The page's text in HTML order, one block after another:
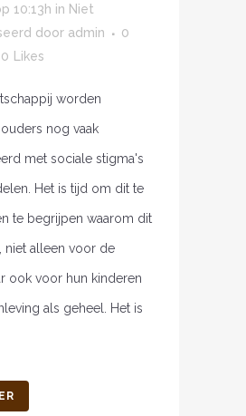
10:13h in Niet
door admin
0
0 Likes
worden
nog vaak
met sociale stigma's
Het is tijd om dit te
te begrijpen waarom dit
niet alleen voor de
ook voor hun kinderen
als geheel. Het is